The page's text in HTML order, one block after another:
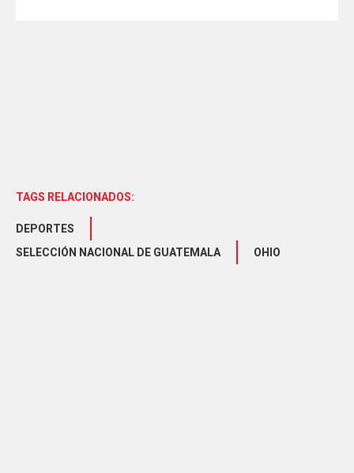
TAGS RELACIONADOS:
DEPORTES
SELECCIÓN NACIONAL DE GUATEMALA
OHIO